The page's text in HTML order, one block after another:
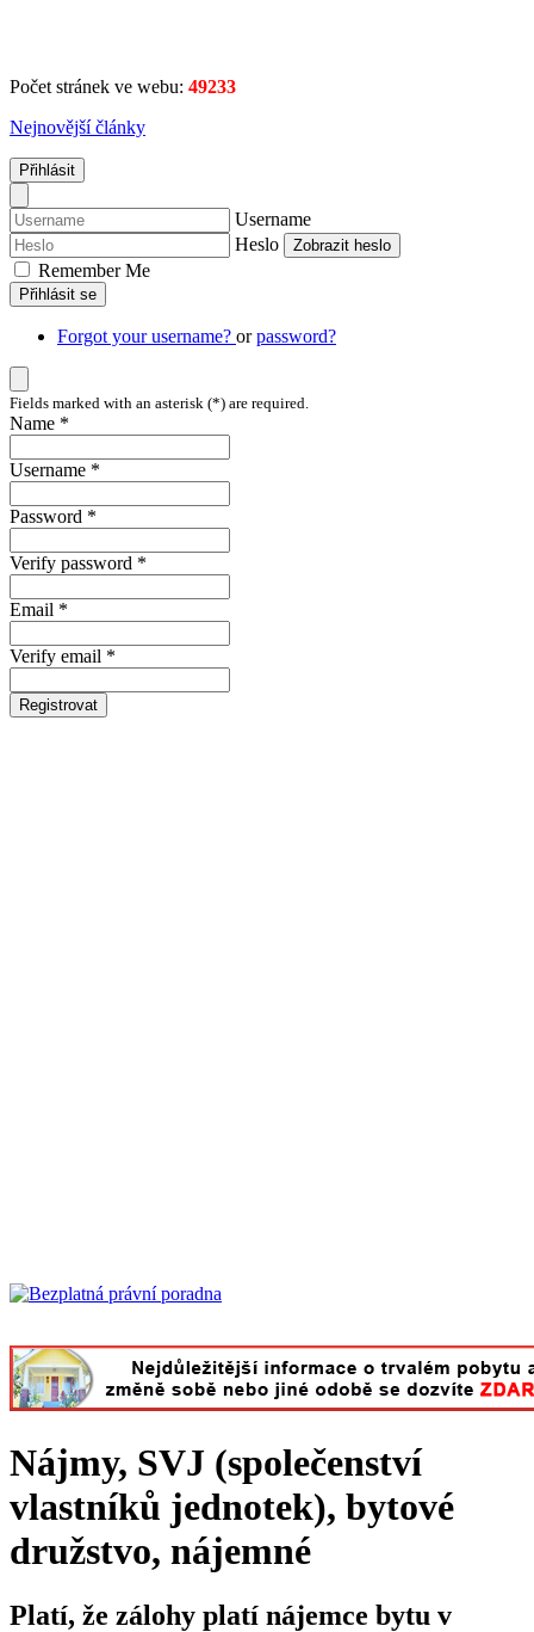
Počet stránek ve webu: 49233
Nejnovější články
Přihlásit
Username
Heslo
Zobrazit heslo
Remember Me
Přihlásit se
Forgot your username? orpassword?
Fields marked with an asterisk (*) are required.
Name *
Username *
Password *
Verify password *
Email *
Verify email *
Registrovat
Nájmy, SVJ (společenství
vlastníků jednotek), bytové
družstvo, nájemné
Platí, že zálohy platí nájemce bytu v